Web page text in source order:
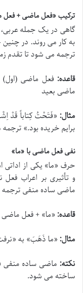
ترکیب «فعل ماضی +
گاهی در یک جمله
به کار می روند. در
ترجمه می شود تا تقدم
قاعده: فعل ماضی
ماضی بعید
مثال: «فَتَحْتُ کِتاباً قَدْ
برایم خریده بود.»
نفی فعل ماضی با «ما»
حرف «ما» یکی از
و تأثیری بر اعراب
ماضی ساده منفی
قاعده:«ما» + فعل
مثال:«ما ذَهَبَ» به
نکته: ماضی ساده منفی
ساخته می شود.